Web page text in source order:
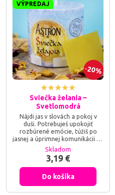
20%
VÝPREDAJ
Sviečka želania –
Svetlomodrá
Nájdi jas v slovách a pokoj v
duši. Potrebuješ upokojiť
rozbúrené emócie, túžiš po
jasnej a úprimnej komunikácii vo
svojich vzťahoch, alebo hľadáš
cestu k svojmu vnútornému
tichu v hlučnom svete?
Svetlomodrá sviečka želania v
tvare valca je tvojím majákom
pokoja – dovoľ jej jasnému
plameňu, aby prežiaril tvoju
Skladom
3,19 €
Do košíka